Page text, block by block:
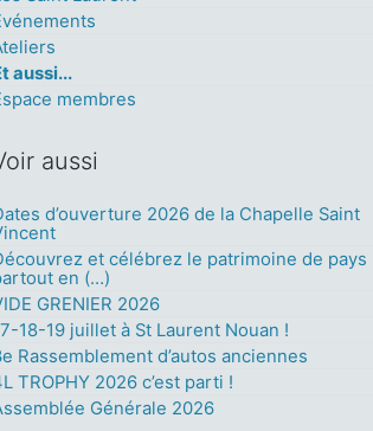
aussi...
membres
aussi
d’ouverture 2026 de la Chapelle Saint
et célébrez le patrimoine de pays
en (…)
GRENIER 2026
18-19 juillet à St Laurent Nouan !
Rassemblement d’autos anciennes
TROPHY 2026 c’est parti !
Générale 2026